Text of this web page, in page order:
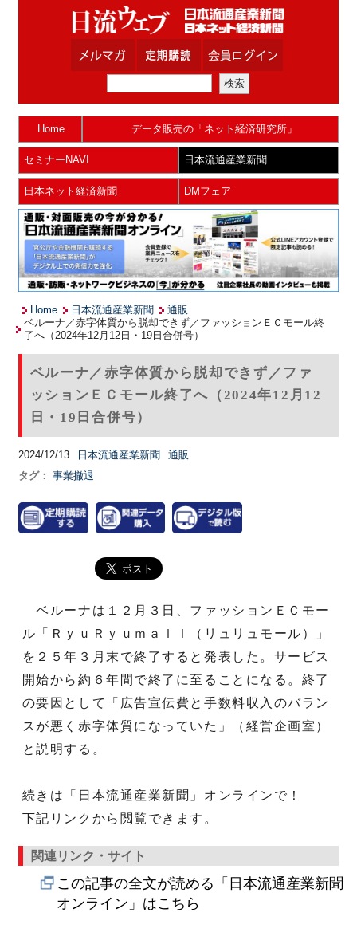
Home データ販売の「ネット経済研究所」
セミナーNAVI 日本流通産業新聞
日本ネット経済新聞 DMフェア
Home 日本流通産業新聞
通販
ベルーナ／赤字体質から脱却できず／ファッションＥＣモール終
了へ（2024年12月12日・19日合併号）
ベルーナ／赤字体質から脱却できず／ファ
ッションＥＣモール終了へ（2024年12月12
日・19日合併号）
2024/12/13 日本流通産業新聞
通販
タグ： 事業撤退
ベルーナは１２月３日、ファッションＥＣモー
ル「ＲｙｕＲｙｕｍａｌｌ（リュリュモール）」
を２５年３月末で終了すると発表した。サービス
開始から約６年間で終了に至ることになる。終了
の要因として「広告宣伝費と手数料収入のバラン
スが悪く赤字体質になっていた」（経営企画室）
と説明する。
続きは「日本流通産業新聞」オンラインで！
下記リンクから閲覧できます。
関連リンク・サイト
この記事の全文が読める「日本流通産業新聞
オンライン」はこちら